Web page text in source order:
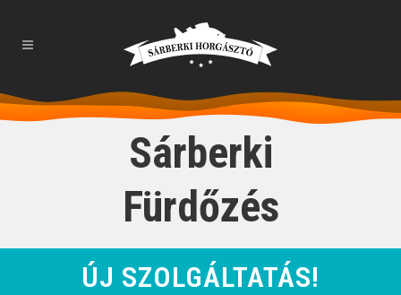
Sárberki
Fürdőzés
ÚJ SZOLGÁLTATÁS!